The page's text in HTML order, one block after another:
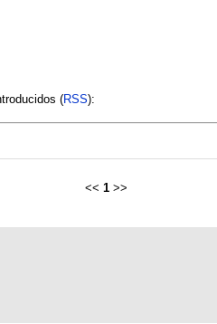
(RSS):
<< 1 >>